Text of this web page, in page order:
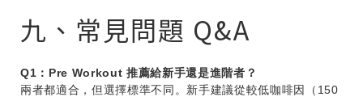
九、常見問題 Q&A
Q1：Pre Workout 推薦給新手還是進階者？
兩者都適合，但選擇標準不同。新手建議從較低咖啡因（150